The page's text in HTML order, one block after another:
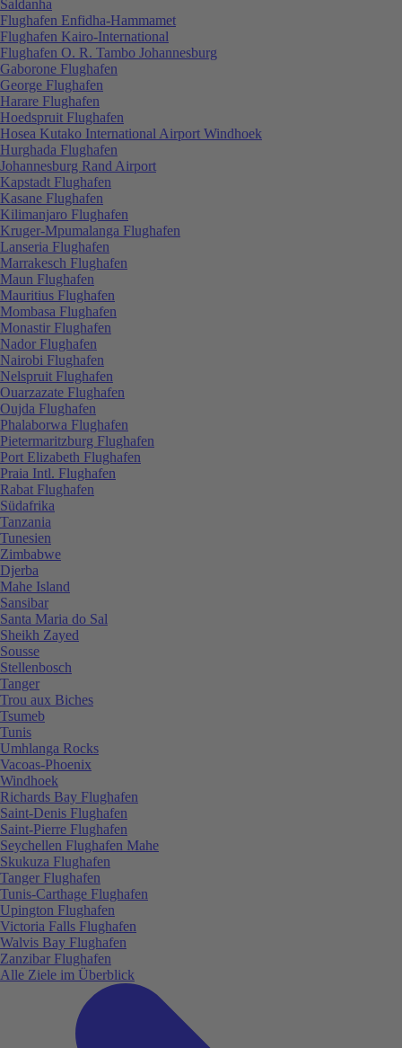
Saldanha
Flughafen Enfidha-Hammamet
Flughafen Kairo-International
Flughafen O. R. Tambo Johannesburg
Gaborone Flughafen
George Flughafen
Harare Flughafen
Hoedspruit Flughafen
Hosea Kutako International Airport Windhoek
Hurghada Flughafen
Johannesburg Rand Airport
Kapstadt Flughafen
Kasane Flughafen
Kilimanjaro Flughafen
Kruger-Mpumalanga Flughafen
Lanseria Flughafen
Marrakesch Flughafen
Maun Flughafen
Mauritius Flughafen
Mombasa Flughafen
Monastir Flughafen
Nador Flughafen
Nairobi Flughafen
Nelspruit Flughafen
Ouarzazate Flughafen
Oujda Flughafen
Phalaborwa Flughafen
Pietermaritzburg Flughafen
Port Elizabeth Flughafen
Praia Intl. Flughafen
Rabat Flughafen
Südafrika
Tanzania
Tunesien
Zimbabwe
Djerba
Mahe Island
Sansibar
Santa Maria do Sal
Sheikh Zayed
Sousse
Stellenbosch
Tanger
Trou aux Biches
Tsumeb
Tunis
Umhlanga Rocks
Vacoas-Phoenix
Windhoek
Richards Bay Flughafen
Saint-Denis Flughafen
Saint-Pierre Flughafen
Seychellen Flughafen Mahe
Skukuza Flughafen
Tanger Flughafen
Tunis-Carthage Flughafen
Upington Flughafen
Victoria Falls Flughafen
Walvis Bay Flughafen
Zanzibar Flughafen
Alle Ziele im Überblick